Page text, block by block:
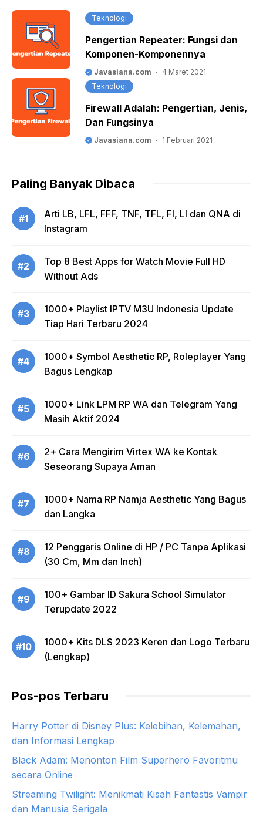
Teknologi
Pengertian Repeater: Fungsi dan
Komponen-Komponennya
Javasiana.com
4 Maret 2021
Teknologi
Firewall Adalah: Pengertian, Jenis,
Dan Fungsinya
Javasiana.com 1 Februari 2021
Paling Banyak Dibaca
#1
Arti LB, LFL, FFF, TNF, TFL, FI, LI dan QNA di
Instagram
#2
Top 8 Best Apps for Watch Movie Full HD
Without Ads
#3
1000+ Playlist IPTV M3U Indonesia Update
Tiap Hari Terbaru 2024
#4
1000+ Symbol Aesthetic RP, Roleplayer Yang
Bagus Lengkap
#5
1000+ Link LPM RP WA dan Telegram Yang
Masih Aktif 2024
#6
2+ Cara Mengirim Virtex WA ke Kontak
Seseorang Supaya Aman
#7
1000+ Nama RP Namja Aesthetic Yang Bagus
dan Langka
#8
12 Penggaris Online di HP / PC Tanpa Aplikasi
(30 Cm, Mm dan Inch)
#9
100+ Gambar ID Sakura School Simulator
Terupdate 2022
#10
1000+ Kits DLS 2023 Keren dan Logo Terbaru
(Lengkap)
Pos-pos Terbaru
Harry Potter di Disney Plus: Kelebihan, Kelemahan,
dan Informasi Lengkap
Black Adam: Menonton Film Superhero Favoritmu
secara Online
Streaming Twilight: Menikmati Kisah Fantastis Vampir
dan Manusia Serigala